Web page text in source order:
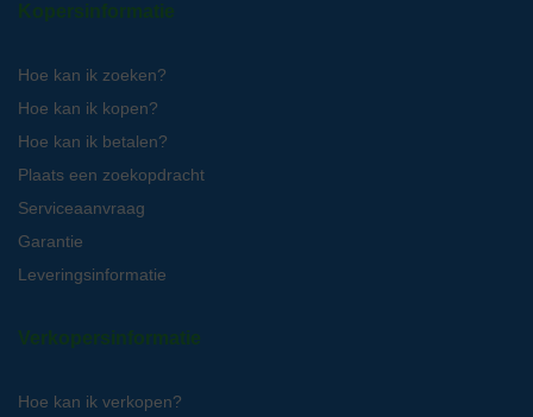
Kopersinformatie
Hoe kan ik zoeken?
Hoe kan ik kopen?
Hoe kan ik betalen?
Plaats een zoekopdracht
Serviceaanvraag
Garantie
Leveringsinformatie
Verkopersinformatie
Hoe kan ik verkopen?